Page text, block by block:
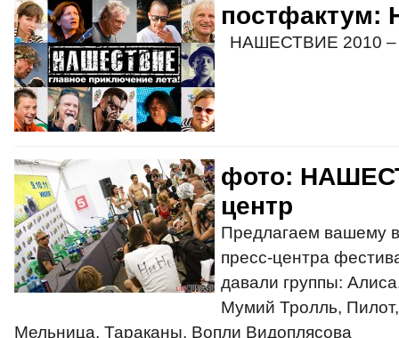
НАШЕСТВИЕ 2010
фото:
центр
Предлагаем вашему
пресс-центра
давали группы:
Мумий Тролль,
Мельница, Тараканы, Вопли Видоплясова